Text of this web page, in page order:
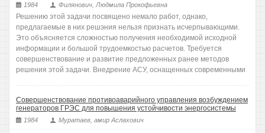
1984 Филянович, Людмила Прокофьевна
Решению этой задачи посвящено немало работ, однако,
предлагаемые в них решэния нельзя признать исчерпывающими.
Это объясняется сложностью получения необходимой исходной
информации и большой трудоемкостью расчетов. Требуется
совершенствование и развитие предложенных ранее методов
решения этой задачи. Внедрение АСУ, оснащенных современными
Совершенствование противоаварийного управления возбуждением
генераторов ГРЭС для повышения устойчивости энергосистемы
1984 Муратаев, амир Аслахович